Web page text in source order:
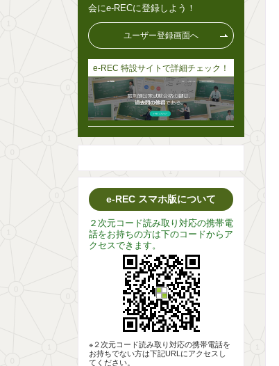
会にe-RECに登録しよう！
ユーザー登録画面へ
e-REC 特設サイトで詳細チェック！
e-REC スマホ版について
２次元コード読み取り対応の携帯電
話をお持ちの方は下のコードからア
クセスできます。
※２次元コード読み取り対応の携帯電話を
お持ちでない方は下記URLにアクセスし
てください。